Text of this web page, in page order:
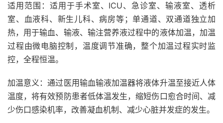
适用范围：适用于手术室、ICU、急诊室、输液室、透析
室、血液科、新生儿科、病房等；单通道、双通道独立加
热，用于输血、输液、输注营养液过程中的液体加温，加温
过程由微电脑控制，温度调节准确，整个加温过程实时监
控，全程恒温。
加温意义：通过医用输血输液加温器将液体升温至接近人体
温度，将有效预防患者低体温发生，缩短伤口愈合时间、减
少伤口感染机率，改善凝血机制、减少心脏并发症的发生。